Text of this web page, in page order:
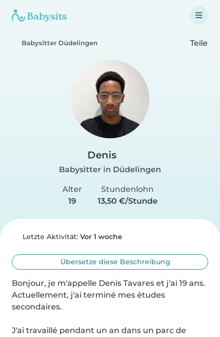
Babysitter Düdelingen Teile
Denis
Babysitter in Düdelingen
Alter
19
Stundenlohn
13,50 €/Stunde
Letzte Aktivität: Vor 1 woche
Übersetze diese Beschreibung
Bonjour, je m'appelle Denis Tavares et j'ai 19 ans.
Actuellement, j'ai terminé mes études
secondaires.
J'ai travaillé pendant un an dans un parc de